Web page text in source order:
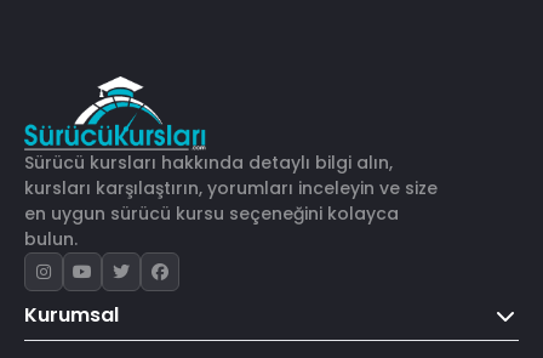
Sürücü kursları hakkında detaylı bilgi alın,
kursları karşılaştırın, yorumları inceleyin ve size
en uygun sürücü kursu seçeneğini kolayca
bulun.
Kurumsal